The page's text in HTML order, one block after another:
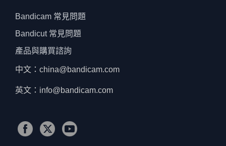
Bandicam 常見問題
Bandicut 常見問題
產品與購買諮詢
中文：china@bandicam.com
英文：info@bandicam.com